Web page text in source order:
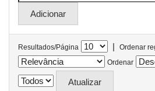
Resultados/Página |
Ordenar
Ordenar